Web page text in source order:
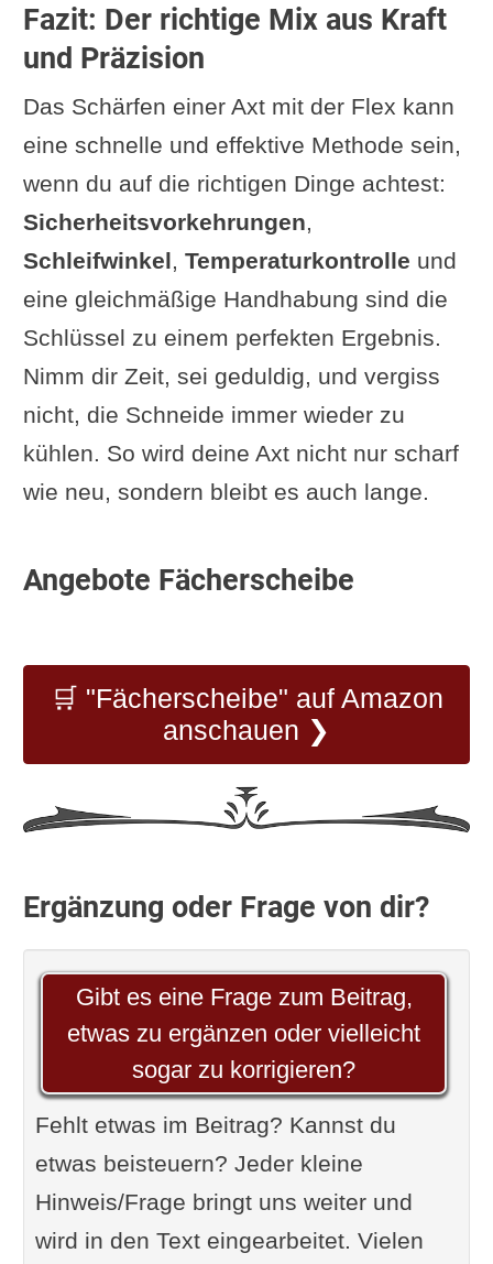
Fazit: Der richtige Mix aus Kraft
und Präzision
Das Schärfen einer Axt mit der Flex kann
eine schnelle und effektive Methode sein,
wenn du auf die richtigen Dinge achtest:
Sicherheitsvorkehrungen,
Schleifwinkel, Temperaturkontrolle und
eine gleichmäßige Handhabung sind die
Schlüssel zu einem perfekten Ergebnis.
Nimm dir Zeit, sei geduldig, und vergiss
nicht, die Schneide immer wieder zu
kühlen. So wird deine Axt nicht nur scharf
wie neu, sondern bleibt es auch lange.
Angebote Fächerscheibe
🛒 "Fächerscheibe" auf Amazon
anschauen ❯
Ergänzung oder Frage von dir?
Gibt es eine Frage zum Beitrag,
etwas zu ergänzen oder vielleicht
sogar zu korrigieren?
Fehlt etwas im Beitrag? Kannst du
etwas beisteuern? Jeder kleine
Hinweis/Frage bringt uns weiter und
wird in den Text eingearbeitet. Vielen